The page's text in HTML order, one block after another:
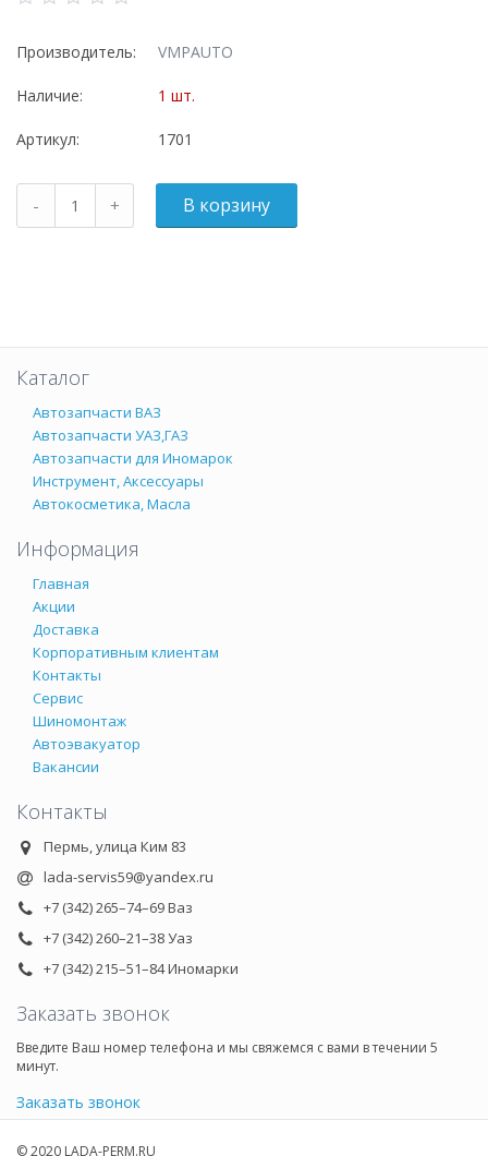
Производитель: VMPAUTO
Наличие: 1 шт.
Артикул: 1701
Каталог
Автозапчасти ВАЗ
Автозапчасти УАЗ,ГАЗ
Автозапчасти для Иномарок
Инструмент, Аксессуары
Автокосметика, Масла
Информация
Главная
Акции
Доставка
Корпоративным клиентам
Контакты
Сервис
Шиномонтаж
Автоэвакуатор
Вакансии
Контакты
Пермь, улица Ким 83
lada-servis59@yandex.ru
+7 (342) 265–74–69 Ваз
+7 (342) 260–21–38 Уаз
+7 (342) 215–51–84 Иномарки
Заказать звонок
Введите Ваш номер телефона и мы свяжемся с вами в течении 5
минут.
Заказать звонок
© 2020 LADA-PERM.RU